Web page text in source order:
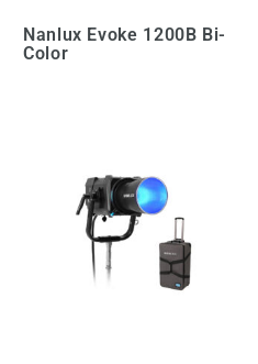
Nanlux Evoke 1200B Bi-
Color